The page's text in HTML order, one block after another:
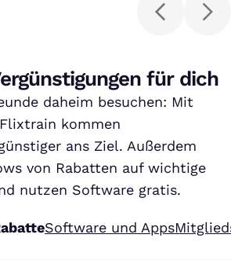
für dich
daheim besuchen: Mit
kommen
ans Ziel. Außerdem
von Rabatten auf wichtige
nutzen Software gratis.
Software und Apps